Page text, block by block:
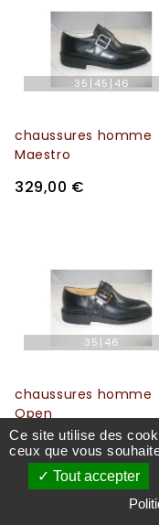
35 45 46
chaussures homme
Maestro
329,00 €
35 46
chaussures homme
Open
329,00 €
Ce site utilise des
ceux que vous
Tout accepter